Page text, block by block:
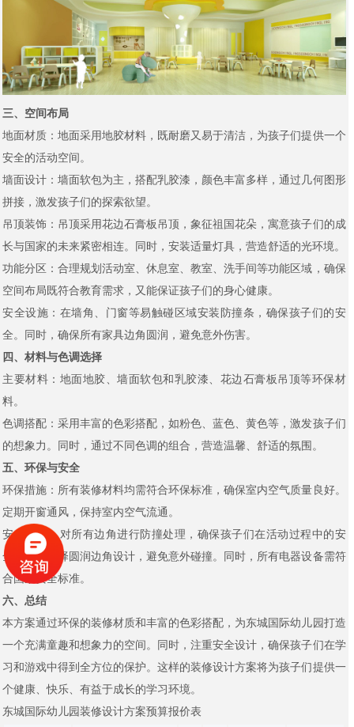
三、空间布局
地面材质：地面采用地胶材料，既耐磨又易于清洁，为孩子们提供一个
安全的活动空间。
墙面设计：墙面软包为主，搭配乳胶漆，颜色丰富多样，通过几何图形
拼接，激发孩子们的探索欲望。
吊顶装饰：吊顶采用花边石膏板吊顶，象征祖国花朵，寓意孩子们的成
长与国家的未来紧密相连。同时，安装适量灯具，营造舒适的光环境。
功能分区：合理规划活动室、休息室、教室、洗手间等功能区域，确保
空间布局既符合教育需求，又能保证孩子们的身心健康。
安全设施：在墙角、门窗等易触碰区域安装防撞条，确保孩子们的安
全。同时，确保所有家具边角圆润，避免意外伤害。
四、材料与色调选择
主要材料：地面地胶、墙面软包和乳胶漆、花边石膏板吊顶等环保材
料。
色调搭配：采用丰富的色彩搭配，如粉色、蓝色、黄色等，激发孩子们
的想象力。同时，通过不同色调的组合，营造温馨、舒适的氛围。
五、环保与安全
环保措施：所有装修材料均需符合环保标准，确保室内空气质量良好。
定期开窗通风，保持室内空气流通。
安全保障：对所有边角进行防撞处理，确保孩子们在活动过程中的安
全。家具选择圆润边角设计，避免意外碰撞。同时，所有电器设备需符
合国家安全标准。
六、总结
本方案通过环保的装修材质和丰富的色彩搭配，为东城国际幼儿园打造
一个充满童趣和想象力的空间。同时，注重安全设计，确保孩子们在学
习和游戏中得到全方位的保护。这样的装修设计方案将为孩子们提供一
个健康、快乐、有益于成长的学习环境。
东城国际幼儿园装修设计方案预算报价表